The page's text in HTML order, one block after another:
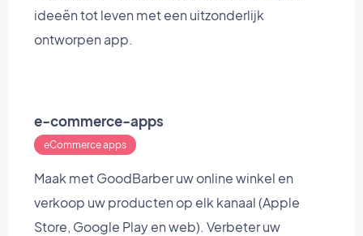
ideeën tot leven met een uitzonderlijk
ontworpen app.
e-commerce-apps
eCommerce apps
Maak met GoodBarber uw online winkel en
verkoop uw producten op elk kanaal (Apple
Store, Google Play en web). Verbeter uw